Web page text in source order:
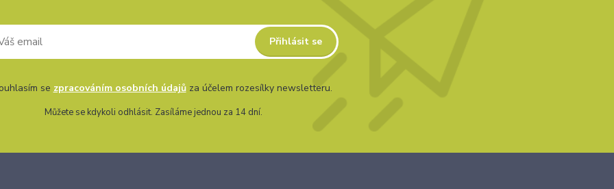
Přihlásit se
se zpracováním osobních údajůza účelem rozesílky newsletteru.
Můžete se kdykoli odhlásit. Zasíláme jednou za 14 dní.